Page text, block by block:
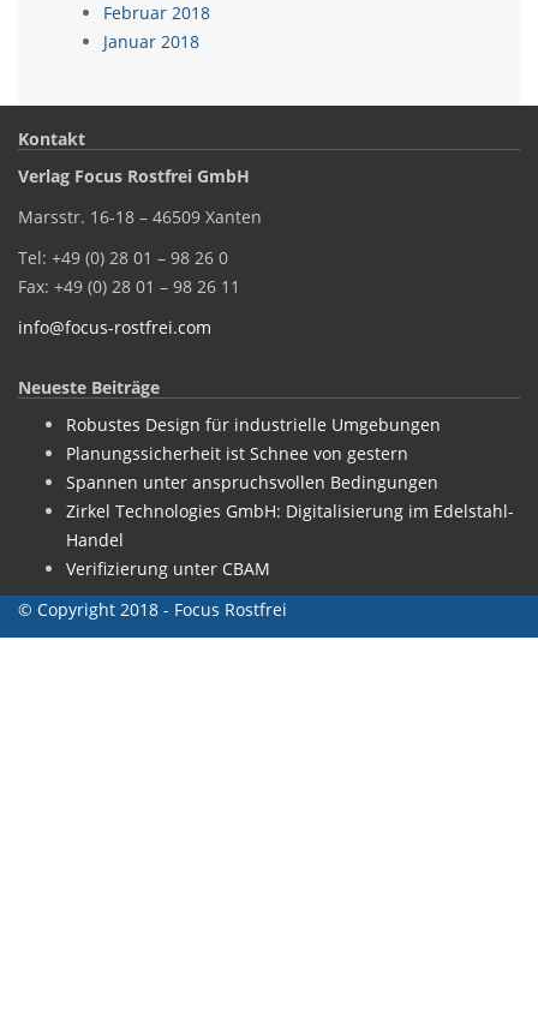
Februar 2018
Januar 2018
Kontakt
Verlag Focus Rostfrei GmbH
Marsstr. 16-18 – 46509 Xanten
Tel: +49 (0) 28 01 – 98 26 0
Fax: +49 (0) 28 01 – 98 26 11
info@focus-rostfrei.com
Neueste Beiträge
Robustes Design für industrielle Umgebungen
Planungssicherheit ist Schnee von gestern
Spannen unter anspruchsvollen Bedingungen
Zirkel Technologies GmbH: Digitalisierung im Edelstahl-
Handel
Verifizierung unter CBAM
© Copyright 2018 - Focus Rostfrei